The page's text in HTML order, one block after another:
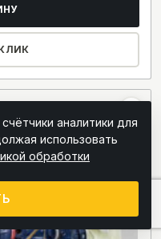
аналитики для
использовать
обработки